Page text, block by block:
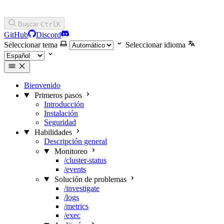
Buscar CtrlK
GitHub
Discord
Seleccionar tema
Seleccionar idioma
Bienvenido
Primeros pasos
Introducción
Instalación
Seguridad
Habilidades
Descripción general
Monitoreo
/cluster-status
/events
Solución de problemas
/investigate
/logs
/metrics
/exec